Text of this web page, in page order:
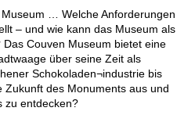
… Welche Anforderungen
– und wie kann das Museum als
Couven Museum bietet eine
über seine Zeit als
Schokoladen¬industrie bis
des Monuments aus und
zu entdecken?